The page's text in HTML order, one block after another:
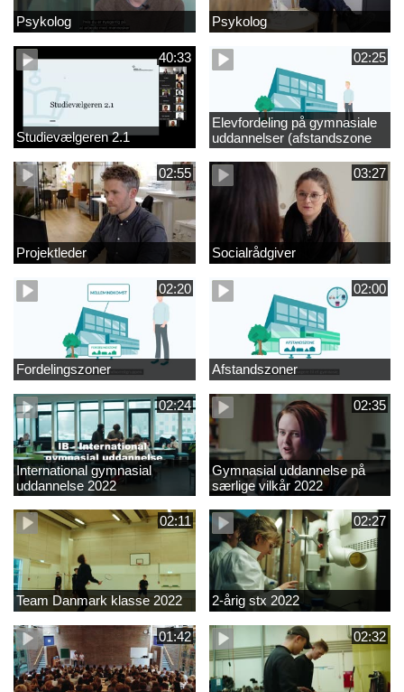
Psykolog Psykolog
40:33
Studievælgeren 2.1
02:25
Elevfordeling på gymnasiale
uddannelser (afstandszone
redigeret)
02:55
Projektleder
03:27
Socialrådgiver
02:20
Fordelingszoner
02:00
Afstandszoner
02:24
International gymnasial
uddannelse 2022
02:35
Gymnasial uddannelse på
særlige vilkår 2022
02:11
Team Danmark klasse 2022
02:27
2-årig stx 2022
01:42 02:32